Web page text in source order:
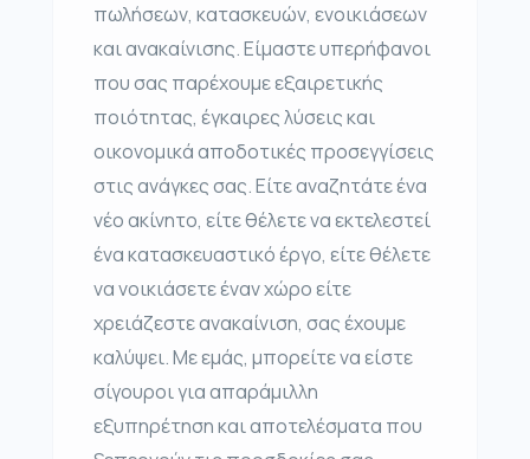
πωλήσεων, κατασκευών, ενοικιάσεων
και ανακαίνισης. Είμαστε υπερήφανοι
που σας παρέχουμε εξαιρετικής
ποιότητας, έγκαιρες λύσεις και
οικονομικά αποδοτικές προσεγγίσεις
στις ανάγκες σας. Είτε αναζητάτε ένα
νέο ακίνητο, είτε θέλετε να εκτελεστεί
ένα κατασκευαστικό έργο, είτε θέλετε
να νοικιάσετε έναν χώρο είτε
χρειάζεστε ανακαίνιση, σας έχουμε
καλύψει. Με εμάς, μπορείτε να είστε
σίγουροι για απαράμιλλη
εξυπηρέτηση και αποτελέσματα που